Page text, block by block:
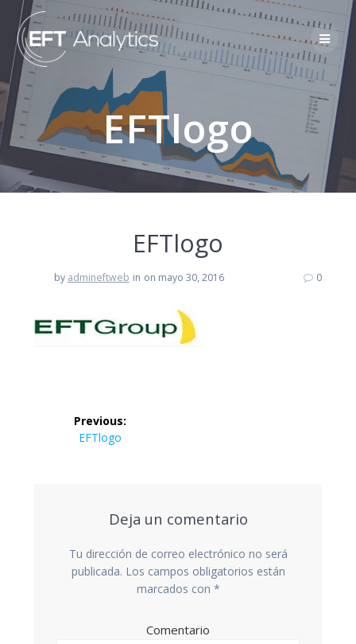
EFTlogo
EFTlogo
by admineftweb in on mayo 30, 2016 0
Navegación
Previous:
Previous
EFTlogo
Deja un comentario
Tu dirección de correo electrónico no será
publicada. Los campos obligatorios están
marcados con *
Comentario